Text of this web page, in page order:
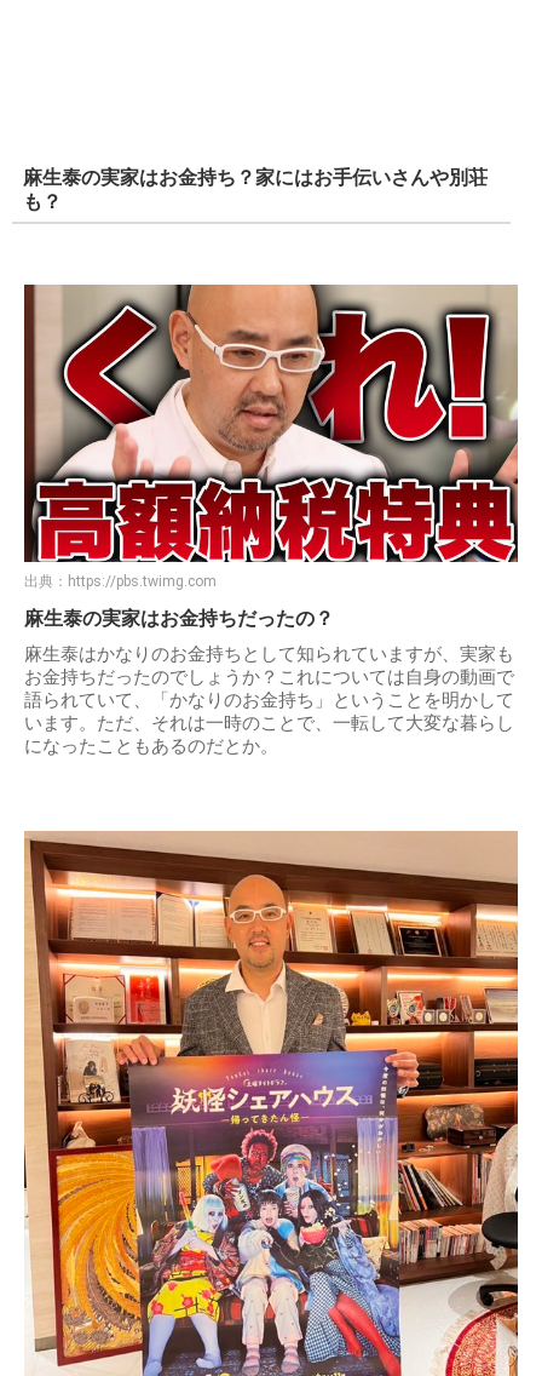
麻生泰の実家はお金持ち？家にはお手伝いさんや別荘
も？
出典： https://pbs.twimg.com
麻生泰の実家はお金持ちだったの？
麻生泰はかなりのお金持ちとして知られていますが、実家も
お金持ちだったのでしょうか？これについては自身の動画で
語られていて、「かなりのお金持ち」ということを明かして
います。ただ、それは一時のことで、一転して大変な暮らし
になったこともあるのだとか。